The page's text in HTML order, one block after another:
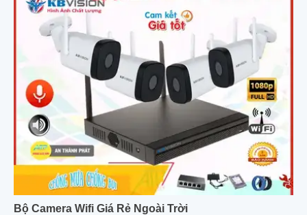
Bộ Camera Wifi Giá Rẻ Ngoài Trời